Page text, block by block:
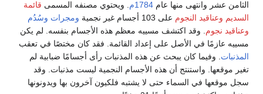
الثامن عشر وانتهى منها عام 1784م . ويحتوي مصنفه المسمى قائمة
السديم وعناقيد النجوم على 103 أجسام غير نجمية ومجرات وسُدُم
وعناقيد نجوم . وقد اكتشف مسييه معظم هذه الأجسام بنفسه. لم يكن
مسييه عازمًا في الأصل على إعداد القائمة. فقد كان مختصًا في تعقب
المذنبات . وفيما كان يبحث عن هذه المذنبات رأى أجسامًا ضبابية لم
تغير موقعها. واستنتج أن هذه الأجسام النجمية ليست مذنبات. وقد
سجل موقعها في السماء حتى لا يشتبه فلكيون آخرون بها ويدونونها